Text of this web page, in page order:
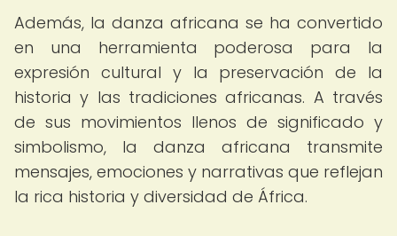
Además, la danza africana se ha convertido
en una herramienta poderosa para la
expresión cultural y la preservación de la
historia y las tradiciones africanas. A través
de sus movimientos llenos de significado y
simbolismo, la danza africana transmite
mensajes, emociones y narrativas que reflejan
la rica historia y diversidad de África.